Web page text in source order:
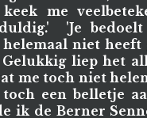
me
'Je
niet heeft
liep het
me toch niet
een belletje
ik de Berner